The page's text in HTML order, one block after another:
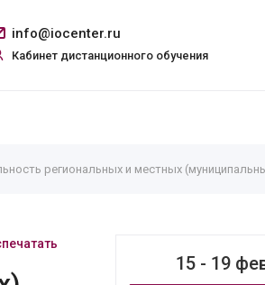
info@iocenter.ru
Кабинет дистанционного обучения
региональных и местных
15 - 19